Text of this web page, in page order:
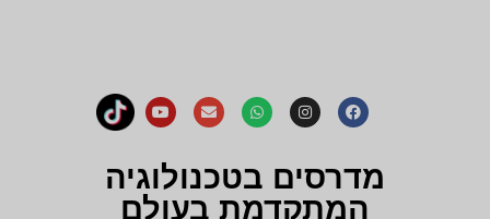
מדרסים בטכנולוגיה
המתקדמת בעולם